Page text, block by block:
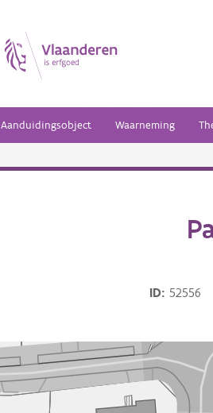
Aanduidingsobject Waarneming
ID
52556